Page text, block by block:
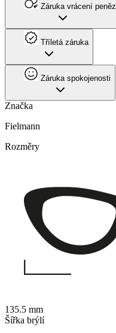
Záruka vrácení peněz
Tříletá záruka
Záruka spokojenosti
Značka
Fielmann
Rozměry
135.5 mm
Šířka brýlí